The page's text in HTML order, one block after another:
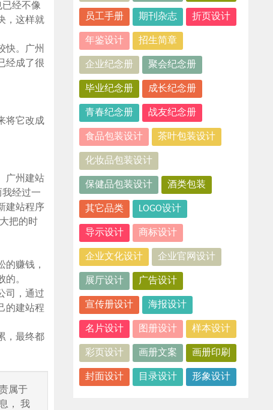
经不像
，这样就
快。广州
经成了很
将它改成
广州建站
经过一
建站程序
把的时
赚钱，
。
司，通过
的建站程
，最终都
属于
， 我
员工手册 期刊杂志 折页设计
年鉴设计 招生简章
企业纪念册 聚会纪念册
毕业纪念册 成长纪念册
青春纪念册 战友纪念册
食品包装设计 茶叶包装设计
化妆品包装设计
保健品包装设计 酒类包装
其它品类 LOGO设计
导示设计 商标设计
企业文化设计 企业官网设计
展厅设计 广告设计
宣传册设计 海报设计
名片设计 图册设计 样本设计
彩页设计 画册文案 画册印刷
封面设计 目录设计 形象设计